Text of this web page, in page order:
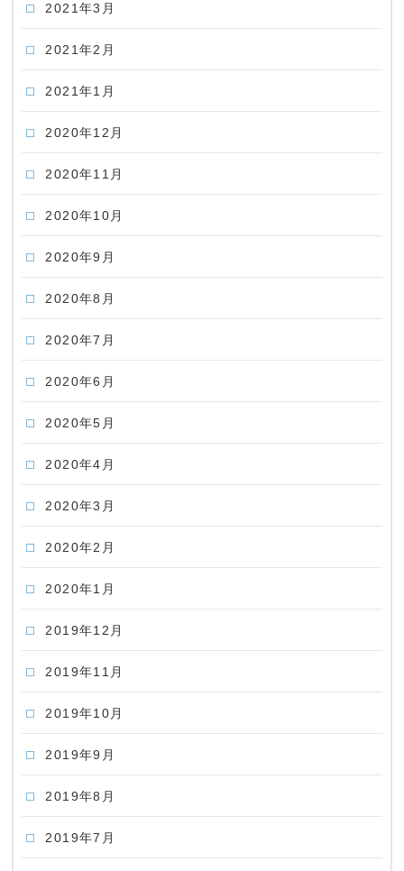
2021年3月
2021年2月
2021年1月
2020年12月
2020年11月
2020年10月
2020年9月
2020年8月
2020年7月
2020年6月
2020年5月
2020年4月
2020年3月
2020年2月
2020年1月
2019年12月
2019年11月
2019年10月
2019年9月
2019年8月
2019年7月